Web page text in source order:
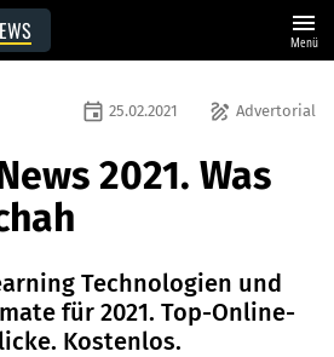
menu
Menü
draw Advertorial
event 25.02.2021
2021. Was
Technologien und
für 2021. Top-Online-
Kostenlos.